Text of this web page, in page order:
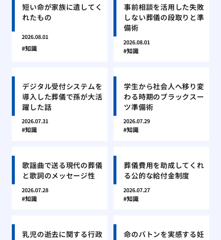
短い命が家族に遺してく
れたもの
2026.08.01
知識
事前相談を活用した失敗
しない葬儀の段取りと準
備術
2026.08.01
知識
デジタル受付システムを
導入した葬儀で孫が大活
躍した話
2026.07.31
知識
学生から社会人へ移り変
わる時期のブラックスー
ツ準備術
2026.07.29
知識
歌謡曲で送る現代の葬儀
と歌詞のメッセージ性
2026.07.28
知識
葬儀費用を助成してくれ
る公的な給付金制度
2026.07.27
知識
乳児の逝去に関する行政
命のバトンを実感する妊